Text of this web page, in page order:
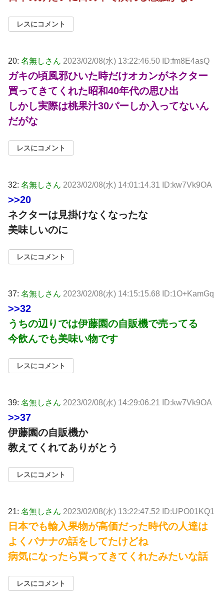
レスにコメント
20: 名無しさん 2023/02/08(水) 13:22:46.50 ID:fm8E4asQ
ガキの頃風邪ひいた時だけオカンがネクター
買ってきてくれた昭和40年代の思ひ出
しかし実際は桃果汁30パーしか入ってないん
だがな
レスにコメント
32: 名無しさん 2023/02/08(水) 14:01:14.31 ID:kw7Vk9OA
>>20
ネクターは見掛けなくなったな
美味しいのに
レスにコメント
37: 名無しさん 2023/02/08(水) 14:15:15.68 ID:1O+KamGq
>>32
うちの辺りでは伊藤園の自販機で売ってる
今飲んでも美味い物です
レスにコメント
39: 名無しさん 2023/02/08(水) 14:29:06.21 ID:kw7Vk9OA
>>37
伊藤園の自販機か
教えてくれてありがとう
レスにコメント
21: 名無しさん 2023/02/08(水) 13:22:47.52 ID:UPO01KQ1
日本でも輸入果物が高価だった時代の人達は
よくバナナの話をしてたけどね
病気になったら買ってきてくれたみたいな話
レスにコメント